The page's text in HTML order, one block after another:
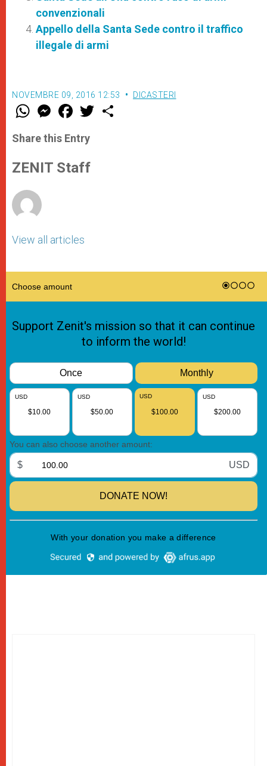
convenzionali
Appello della Santa Sede contro il traffico
illegale di armi
NOVEMBRE 09, 2016 12:53 DICASTERI
W
t
s
p
p
M
e
s
e
g
e
F
a
e
b
o
k
w
Share this Entry
ZENIT Staff
View all articles